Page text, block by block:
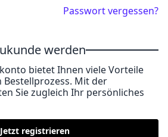
Passwort vergessen?
werden
bietet Ihnen viele Vorteile
Mit der
Sie zugleich Ihr persönliches
Jetzt registrieren